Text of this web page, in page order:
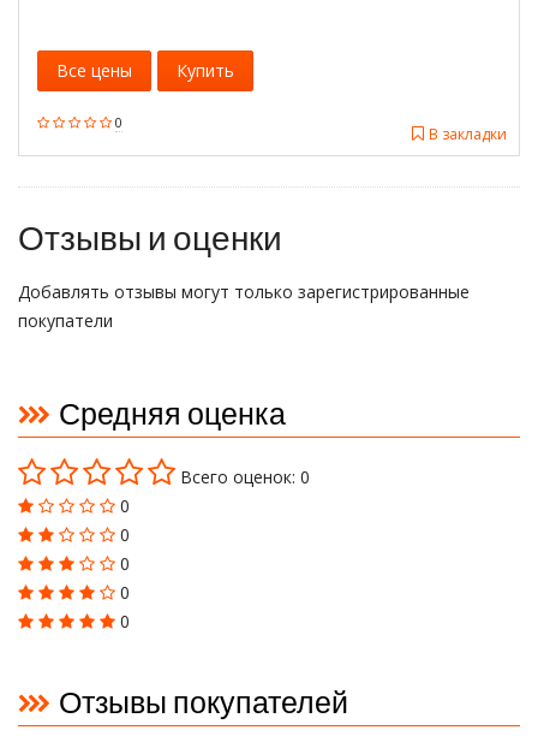
0
В закладки
Все цены Купить
Отзывы и оценки
Добавлять отзывы могут только зарегистрированные
покупатели
Средняя оценка
Всего оценок: 0
0
0
0
0
0
Отзывы покупателей